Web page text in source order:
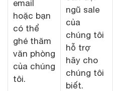
email
hoặc bạn
có thể
ghé thăm
văn phòng
của chúng
tôi.
ngũ sale
của
chúng tôi
hỗ trợ
hãy cho
chúng tôi
biết.